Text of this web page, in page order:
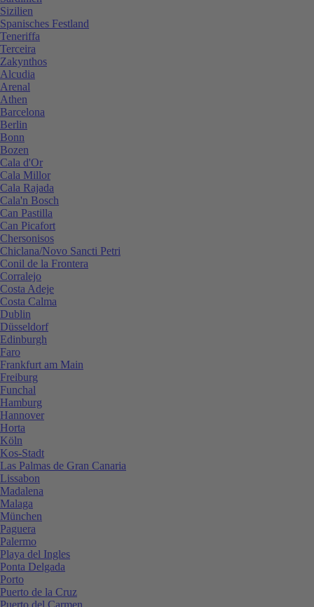
Sizilien
Spanisches Festland
Teneriffa
Terceira
Zakynthos
Alcudia
Arenal
Athen
Barcelona
Berlin
Bonn
Bozen
Cala d'Or
Cala Millor
Cala Rajada
Cala'n Bosch
Can Pastilla
Can Picafort
Chersonisos
Chiclana/Novo Sancti Petri
Conil de la Frontera
Corralejo
Costa Adeje
Costa Calma
Dublin
Düsseldorf
Edinburgh
Faro
Frankfurt am Main
Freiburg
Funchal
Hamburg
Hannover
Horta
Köln
Kos-Stadt
Las Palmas de Gran Canaria
Lissabon
Madalena
Malaga
München
Paguera
Palermo
Playa del Ingles
Ponta Delgada
Porto
Puerto de la Cruz
Puerto del Carmen